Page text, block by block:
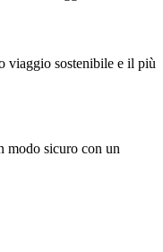
viaggio sostenibile e il più
modo sicuro con un